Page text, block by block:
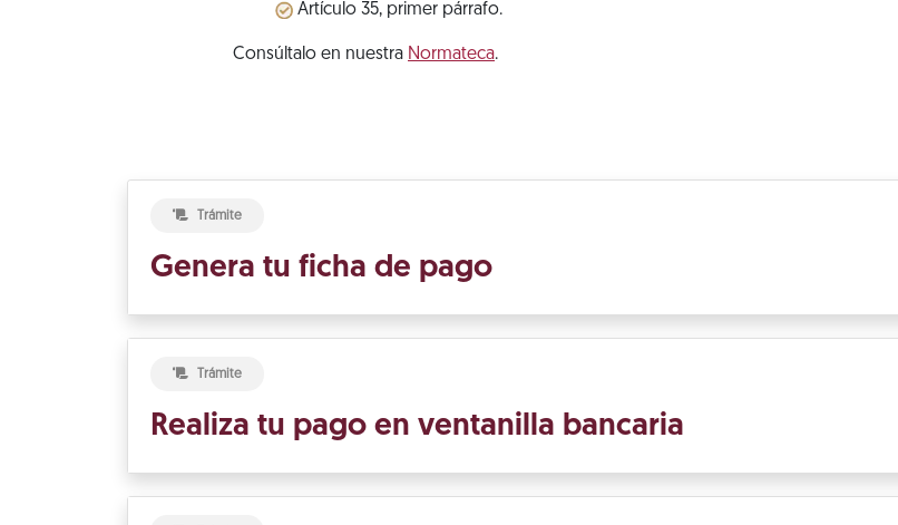
Artículo 35, primer párrafo.
Consúltalo en nuestra Normateca.
Trámite
Genera tu ficha de pago
Trámite
Realiza tu pago en ventanilla bancaria